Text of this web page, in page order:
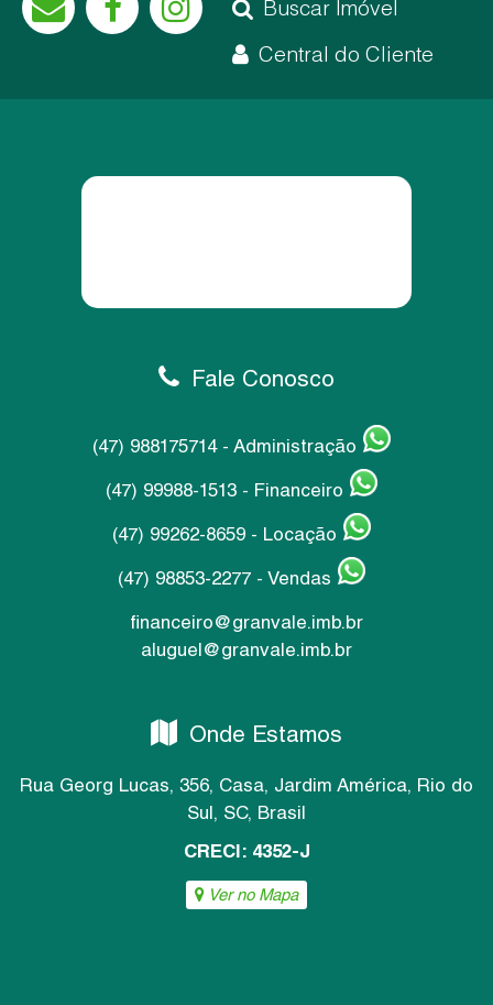
Buscar Imóvel
Central do Cliente
Fale Conosco
(47) 988175714 - Administração
(47) 99988-1513 - Financeiro
(47) 99262-8659 - Locação
(47) 98853-2277 - Vendas
financeiro@granvale.imb.br
aluguel@granvale.imb.br
Onde Estamos
Rua Georg Lucas, 356, Casa, Jardim América, Rio do
Sul, SC, Brasil
CRECI: 4352-J
Ver no Mapa